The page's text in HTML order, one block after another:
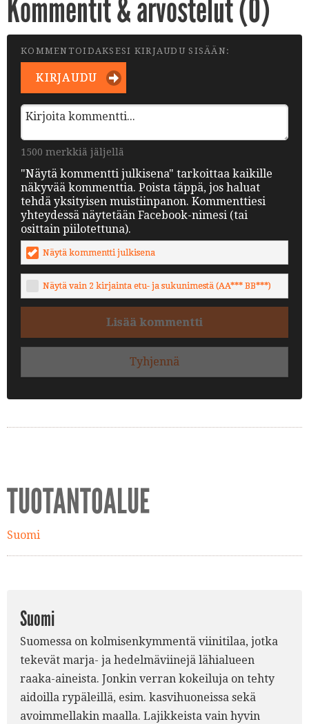
Kommentit & arvostelut (0)
KOMMENTOIDAKSESI KIRJAUDU SISÄÄN:
KIRJAUDU
1500 merkkiä jäljellä
"Näytä kommentti julkisena" tarkoittaa kaikille
näkyvää kommenttia. Poista täppä, jos haluat
tehdä yksityisen muistiinpanon. Kommenttiesi
yhteydessä näytetään Facebook-nimesi (tai
osittain piilotettuna).
Näytä kommentti julkisena
Näytä vain 2 kirjainta etu- ja sukunimestä (AA*** BB***)
Lisää kommentti
Tyhjennä
TUOTANTOALUE
Suomi
Suomi
Suomessa on kolmisenkymmentä viinitilaa, jotka
tekevät marja- ja hedelmäviinejä lähialueen
raaka-aineista. Jonkin verran kokeiluja on tehty
aidoilla rypäleillä, esim. kasvihuoneissa sekä
avoimmellakin maalla. Lajikkeista vain hyvin